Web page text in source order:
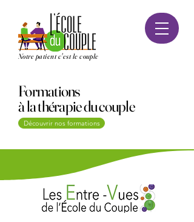
Notre patient c'est le couple
Formations
à la thérapie du couple
Découvrir nos formations